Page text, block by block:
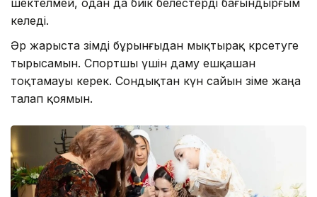
келеді.
Әр жарыста өзімді бұрынғыдан мықтырақ көрсетуге
тырысамын. Спортшы үшін даму ешқашан
тоқтамауы керек. Сондықтан күн сайын өзіме жаңа
талап қоямын.